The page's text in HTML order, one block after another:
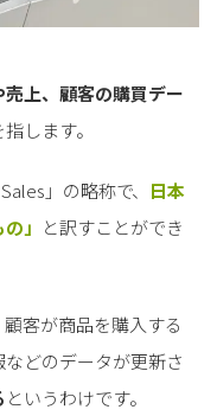
上、顧客の購買デー
指します。
」の略称で、 日本
」 と訳すことができ
客が商品を購入する
どのデータが更新さ
というわけです。